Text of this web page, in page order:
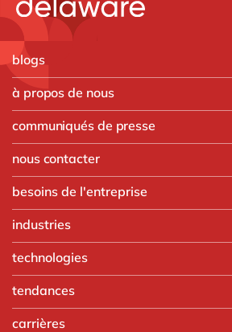
blogs
à propos de nous
communiqués de presse
nous contacter
besoins de l'entreprise
Operations
Finance
Customer experience
Vente, marketing & service
industries
Automobile
Chimique
Discrete Manufacturing
technologies
Microsoft Azure
tendances
carrières